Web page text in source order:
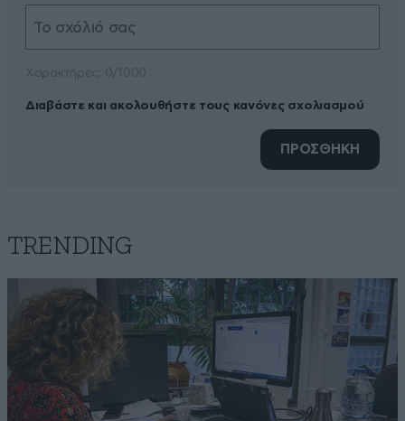
Διαβάστε και ακολουθήστε τους κανόνες σχολιασμού
ΠΡΟΣΘΗΚΗ
TRENDING